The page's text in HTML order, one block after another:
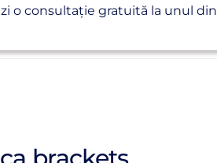
o consultație gratuită la unul din